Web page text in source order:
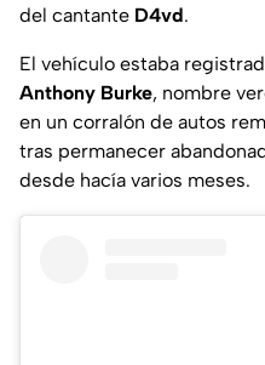
del cantante D4vd.
El vehículo estaba
Anthony Burke, nombre
en un corralón de autos
tras permanecer
desde hacía varios meses.